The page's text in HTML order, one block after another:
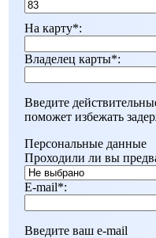
На карту*:
Владелец карты*:
Введите
поможет избежать
Персональные данные
Проходили ли вы
E-mail*:
Введите ваш e-mail